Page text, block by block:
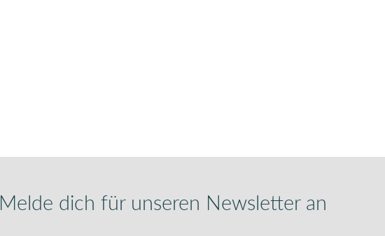
Melde dich für unseren Newsletter an